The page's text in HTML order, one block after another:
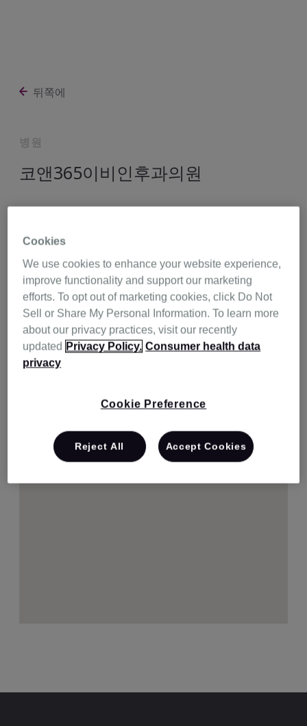
뒤쪽에
병원
코앤365이비인후과의원
경기도 11492
031-845-8200 길 찾기
Cookies
We use cookies to enhance your website experience,
improve functionality and support our marketing
efforts. To opt out of marketing cookies, click Do Not
Sell or Share My Personal Information. To learn more
about our privacy practices, visit our recently
updated Privacy Policy. Consumer health data
privacy
Cookie Preference
Reject All Accept Cookies